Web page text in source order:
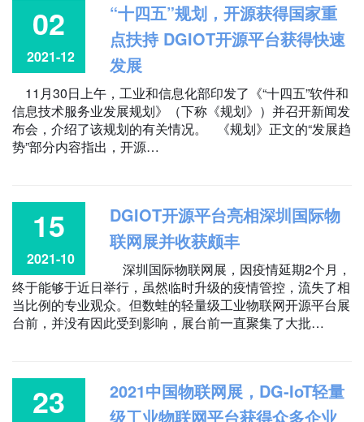
02
2021-12
“十四五”规划，开源获得国家重
点扶持 DGIOT开源平台获得快速
发展
11月30日上午，工业和信息化部印发了《“十四五”软件和
信息技术服务业发展规划》（下称《规划》）并召开新闻发
布会，介绍了该规划的有关情况。 《规划》正文的“发展趋
势”部分内容指出，开源…
15
2021-10
DGIOT开源平台亮相深圳国际物
联网展并收获颇丰
深圳国际物联网展，因疫情延期2个月，
终于能够于近日举行，虽然临时升级的疫情管控，流失了相
当比例的专业观众。但数蛙的轻量级工业物联网开源平台展
台前，并没有因此受到影响，展台前一直聚集了大批…
23
2021中国物联网展，DG-IoT轻量
级工业物联网平台获得众多企业